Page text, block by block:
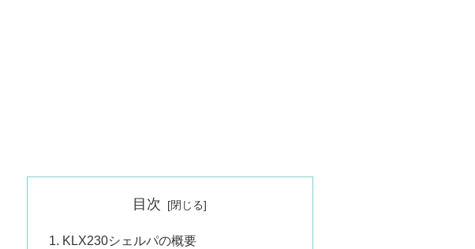
目次
KLX230シェルパの概要